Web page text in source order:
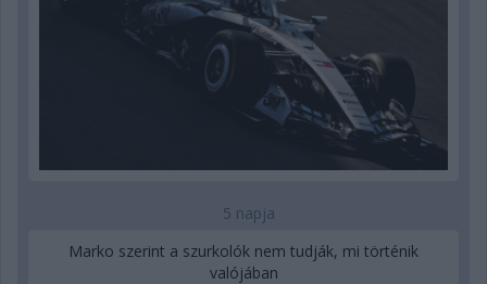
5 napja
Marko szerint a szurkolók nem tudják, mi történik
valójában